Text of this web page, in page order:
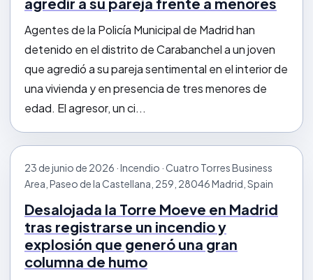
Agentes de la Policía Municipal de Madrid han
detenido en el distrito de Carabanchel a un joven
que agredió a su pareja sentimental en el interior de
una vivienda y en presencia de tres menores de
edad. El agresor, un ci...
23 de junio de 2026 · Incendio · Cuatro Torres Business
Area, Paseo de la Castellana, 259, 28046 Madrid, Spain
Desalojada la Torre Moeve en Madrid
tras registrarse un incendio y
explosión que generó una gran
columna de humo